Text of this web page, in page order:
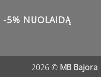
-5% NUOLAIDĄ
2026 © MB Bajora